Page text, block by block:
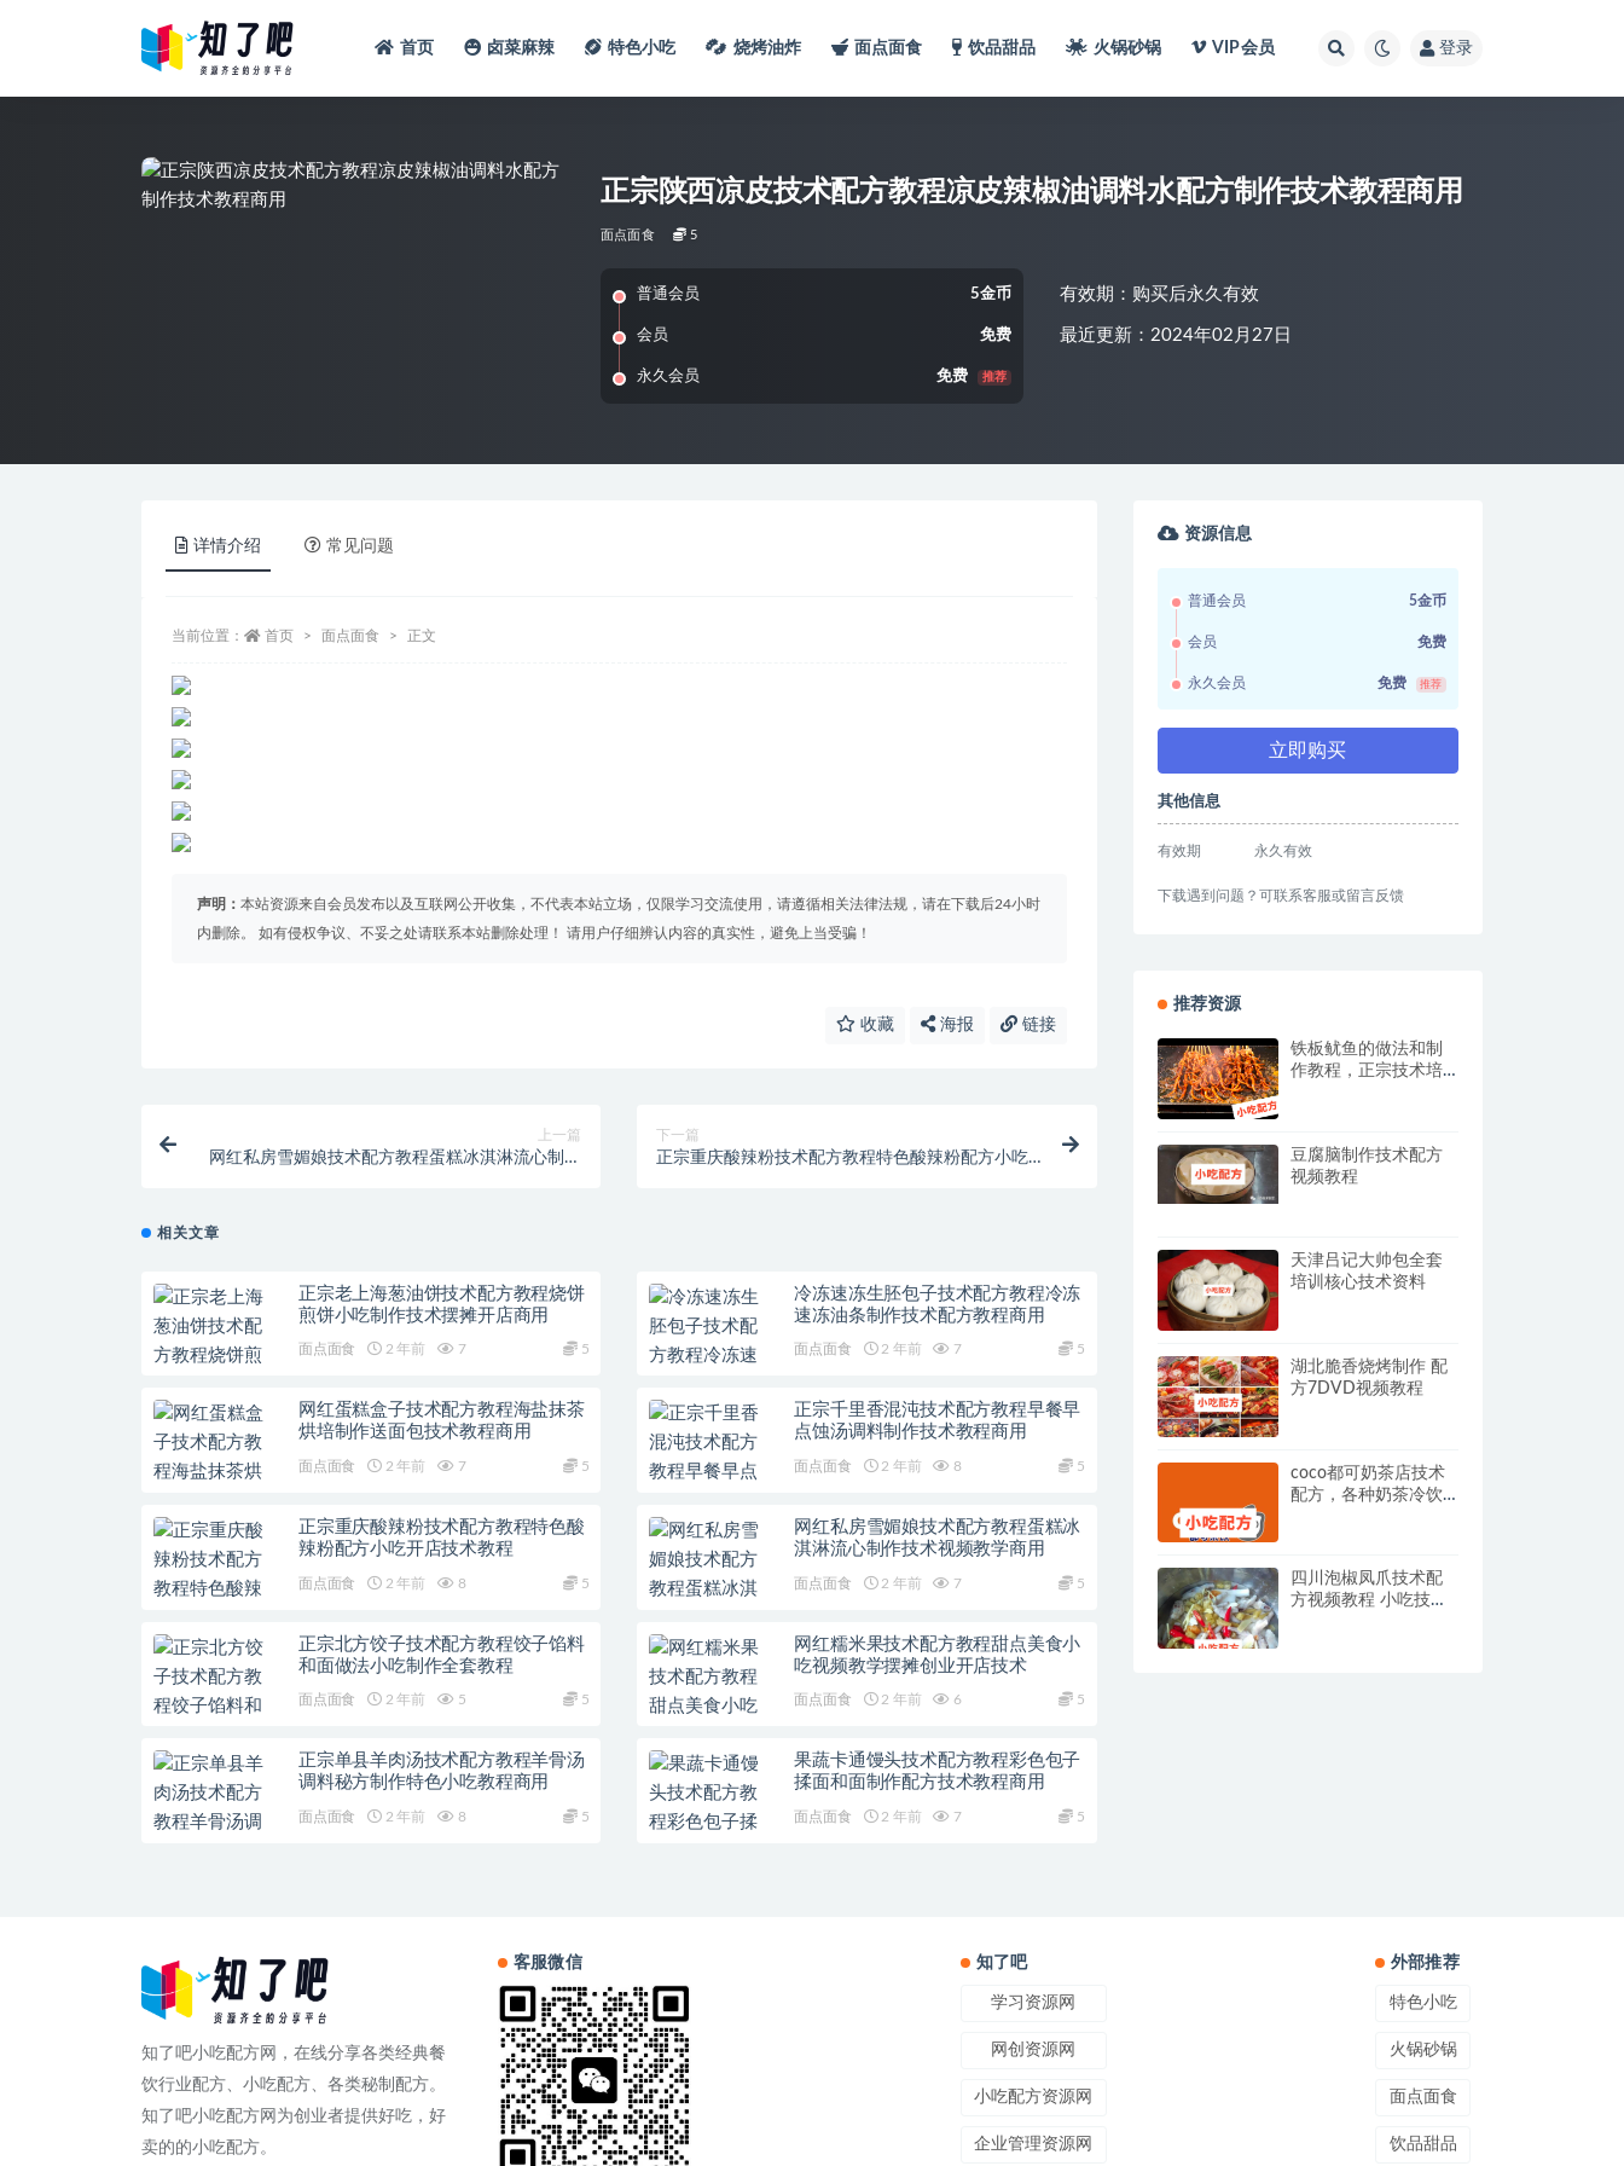
首页 卤菜麻辣 特色小吃 烧烤油炸 面点面食 饮品甜品 火锅砂锅 VIP会员 登录
正宗陕西凉皮技术配方教程凉皮辣椒油调料水配方制作技术教程商用
面点面食 5
普通会员 5金币
会员 免费
永久会员 免费 推荐
有效期：购买后永久有效
最近更新：2024年02月27日
详情介绍 常见问题
当前位置： 首页 面点面食 正文
声明： 本站资源来自会员发布以及互联网公开收集，不代表本站立场，仅限学习交流使用，请遵循相关法律法规，请在下载后24小时
内删除。 如有侵权争议、不妥之处请联系本站删除处理！ 请用户仔细辨认内容的真实性，避免上当受骗！
收藏 海报 链接
上一篇
网红私房雪媚娘技术配方教程蛋糕冰淇淋流心制作
下一篇
正宗重庆酸辣粉技术配方教程特色酸辣粉配方小吃
相关文章
正宗老上海葱油饼技术配方教程烧饼
煎饼小吃制作技术摆摊开店商用
面点面食 2 年前 7 5
冷冻速冻生胚包子技术配方教程冷冻
速冻油条制作技术配方教程商用
面点面食 2 年前 7 5
网红蛋糕盒子技术配方教程海盐抹茶
烘培制作送面包技术教程商用
面点面食 2 年前 7 5
正宗千里香混沌技术配方教程早餐早
点蚀汤调料制作技术教程商用
面点面食 2 年前 8 5
正宗重庆酸辣粉技术配方教程特色酸
辣粉配方小吃开店技术教程
面点面食 2 年前 8 5
网红私房雪媚娘技术配方教程蛋糕冰
淇淋流心制作技术视频教学商用
面点面食 2 年前 7 5
正宗北方饺子技术配方教程饺子馅料
和面做法小吃制作全套教程
面点面食 2 年前 5 5
网红糯米果技术配方教程甜点美食小
吃视频教学摆摊创业开店技术
面点面食 2 年前 6 5
正宗单县羊肉汤技术配方教程羊骨汤
调料秘方制作特色小吃教程商用
面点面食 2 年前 8 5
果蔬卡通馒头技术配方教程彩色包子
揉面和面制作配方技术教程商用
面点面食 2 年前 7 5
资源信息
普通会员 5金币
会员 免费
永久会员 免费 推荐
立即购买
其他信息
有效期 永久有效
下载遇到问题？可联系客服或留言反馈
推荐资源
铁板鱿鱼的做法和制
作教程，正宗技术培
豆腐脑制作技术配方
视频教程
天津吕记大帅包全套
培训核心技术资料
湖北脆香烧烤制作 配
方7DVD视频教程
coco都可奶茶店技术
配方，各种奶茶冷饮
四川泡椒凤爪技术配
方视频教程 小吃技术
知了吧小吃配方网，在线分享各类经典餐
饮行业配方、小吃配方、各类秘制配方。
知了吧小吃配方网为创业者提供好吃，好
卖的的小吃配方。
客服微信 知了吧
学习资源网
网创资源网
小吃配方资源网
企业管理资源网
外部推荐
特色小吃
火锅砂锅
面点面食
饮品甜品